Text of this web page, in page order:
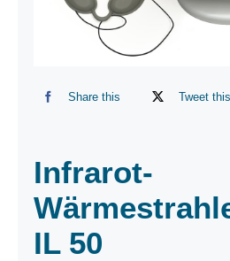
Share this Tweet this
Infrarot-
IL 50